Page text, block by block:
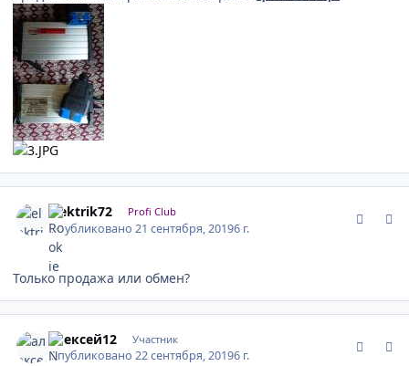
elektrik72 Profi Club
Опубликовано21 сентября, 20196 г.
Только продажа или обмен?
алексей12 Участник
Опубликовано22 сентября, 20196 г.